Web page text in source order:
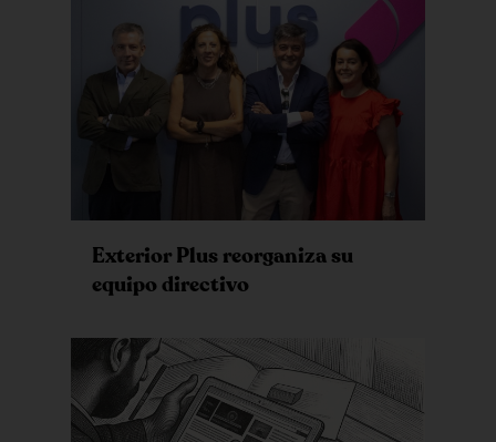
Exterior Plus reorganiza su
equipo directivo